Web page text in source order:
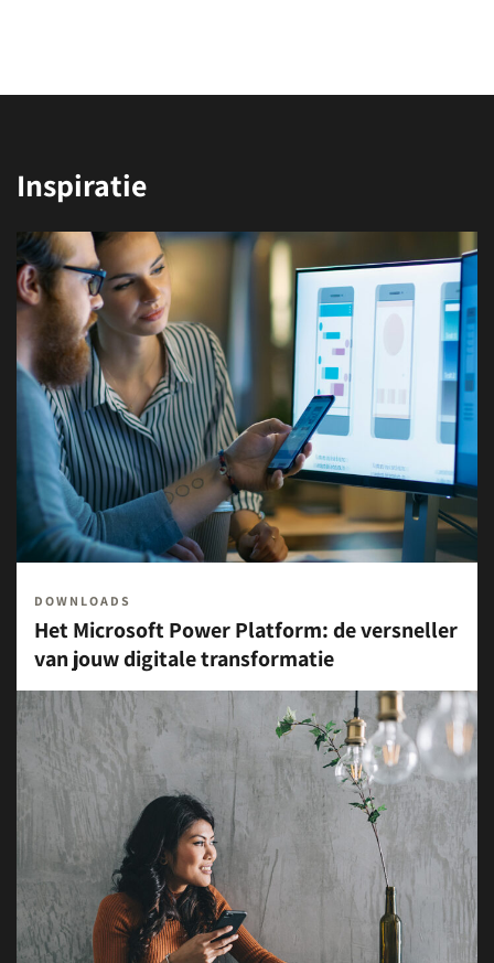
Inspiratie
DOWNLOADS
Het Microsoft Power Platform: de versneller
van jouw digitale transformatie